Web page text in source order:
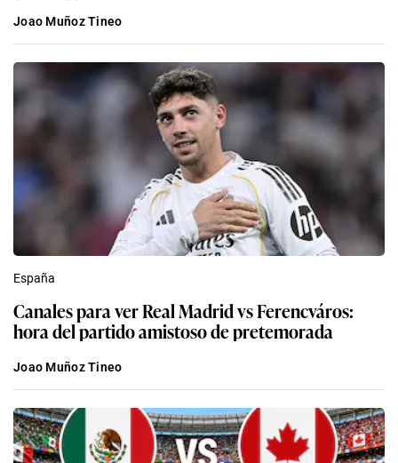
Joao Muñoz Tineo
España
Canales para ver Real Madrid vs Ferencváros:
hora del partido amistoso de pretemorada
Joao Muñoz Tineo